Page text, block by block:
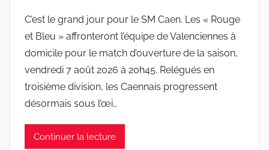
C’est le grand jour pour le SM Caen. Les « Rouge
et Bleu » affronteront l’équipe de Valenciennes à
domicile pour le match d’ouverture de la saison,
vendredi 7 août 2026 à 20h45. Relégués en
troisième division, les Caennais progressent
désormais sous l’œi…
Continuer la lecture